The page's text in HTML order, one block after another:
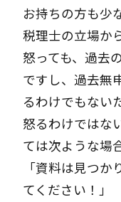
お持ちの方も少
税理士の立場か
怒っても、過去
ですし、過去無
るわけでもない
怒るわけではな
ては次ような場
「資料は見つか
てください！」